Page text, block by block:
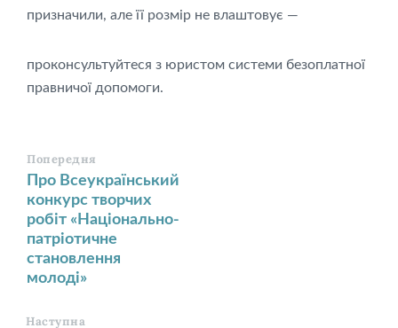
призначили, але її розмір не влаштовує —
проконсультуйтеся з юристом системи безоплатної
правничої допомоги.
Попередня
Про Всеукраїнський
конкурс творчих
робіт «Національно-
патріотичне
становлення
молоді»
Наступна